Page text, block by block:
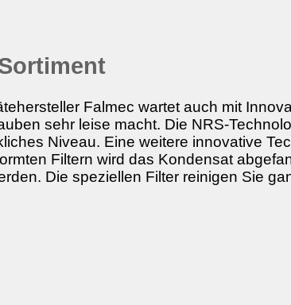
Falmec wartet auch mit
sehr leise macht. Die NRS-
Niveau. Eine weitere innovative
Filtern wird das Kondensat
Die speziellen Filter reinigen Sie